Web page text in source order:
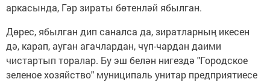
аркасында, Гәр зираты бөтенләй ябылган.
Дөрес, ябылган дип саналса да, зиратларның икесен
дә, карап, ауган агачлардан, чүп-чардан даими
чистартып торалар. Бу эш белән нигездә "Городское
зеленое хозяйство" муниципаль унитар предприятиесе